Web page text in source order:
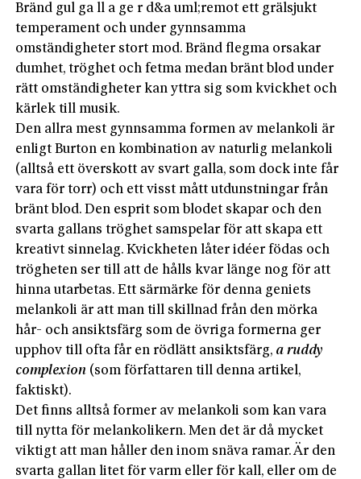
Bränd gul ga ll a ge r d&a uml;remot ett grälsjukt
temperament och under gynnsamma
omständigheter stort mod. Bränd flegma orsakar
dumhet, tröghet och fetma medan bränt blod under
rätt omständigheter kan yttra sig som kvickhet och
kärlek till musik.
Den allra mest gynnsamma formen av melankoli är
enligt Burton en kombination av naturlig melankoli
(alltså ett överskott av svart galla, som dock inte får
vara för torr) och ett visst mått utdunstningar från
bränt blod. Den esprit som blodet skapar och den
svarta gallans tröghet samspelar för att skapa ett
kreativt sinnelag. Kvickheten låter idéer födas och
trögheten ser till att de hålls kvar länge nog för att
hinna utarbetas. Ett särmärke för denna geniets
melankoli är att man till skillnad från den mörka
hår- och ansiktsfärg som de övriga formerna ger
upphov till ofta får en rödlätt ansiktsfärg, a ruddy
complexion (som författaren till denna artikel,
faktiskt).
Det finns alltså former av melankoli som kan vara
till nytta för melankolikern. Men det är då mycket
viktigt att man håller den inom snäva ramar. Är den
svarta gallan litet för varm eller för kall, eller om de